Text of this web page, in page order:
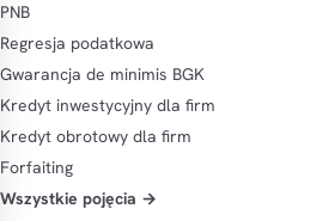
PNB
Regresja podatkowa
Gwarancja de minimis BGK
Kredyt inwestycyjny dla firm
Kredyt obrotowy dla firm
Forfaiting
Wszystkie pojęcia →